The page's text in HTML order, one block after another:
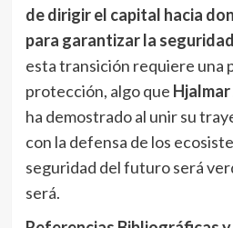
de dirigir el capital hacia
para garantizar la
esta transición requiere una
protección, algo que Hjalmar
ha demostrado al unir su
con la defensa de los
seguridad del futuro será
será.